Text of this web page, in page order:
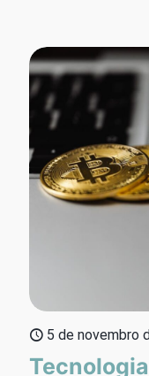
5 de novembro